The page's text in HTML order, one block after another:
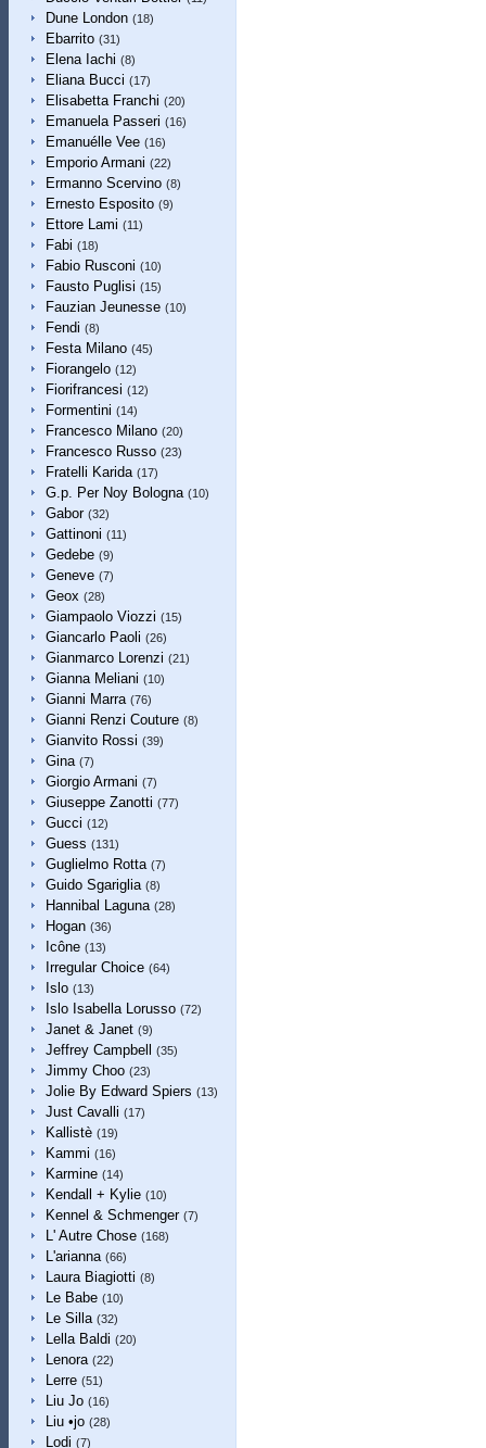
Dune London (18)
Ebarrito (31)
Elena Iachi (8)
Eliana Bucci (17)
Elisabetta Franchi (20)
Emanuela Passeri (16)
Emanuélle Vee (16)
Emporio Armani (22)
Ermanno Scervino (8)
Ernesto Esposito (9)
Ettore Lami (11)
Fabi (18)
Fabio Rusconi (10)
Fausto Puglisi (15)
Fauzian Jeunesse (10)
Fendi (8)
Festa Milano (45)
Fiorangelo (12)
Fiorifrancesi (12)
Formentini (14)
Francesco Milano (20)
Francesco Russo (23)
Fratelli Karida (17)
G.p. Per Noy Bologna (10)
Gabor (32)
Gattinoni (11)
Gedebe (9)
Geneve (7)
Geox (28)
Giampaolo Viozzi (15)
Giancarlo Paoli (26)
Gianmarco Lorenzi (21)
Gianna Meliani (10)
Gianni Marra (76)
Gianni Renzi Couture (8)
Gianvito Rossi (39)
Gina (7)
Giorgio Armani (7)
Giuseppe Zanotti (77)
Gucci (12)
Guess (131)
Guglielmo Rotta (7)
Guido Sgariglia (8)
Hannibal Laguna (28)
Hogan (36)
Icône (13)
Irregular Choice (64)
Islo (13)
Islo Isabella Lorusso (72)
Janet & Janet (9)
Jeffrey Campbell (35)
Jimmy Choo (23)
Jolie By Edward Spiers (13)
Just Cavalli (17)
Kallistè (19)
Kammi (16)
Karmine (14)
Kendall + Kylie (10)
Kennel & Schmenger (7)
L' Autre Chose (168)
L'arianna (66)
Laura Biagiotti (8)
Le Babe (10)
Le Silla (32)
Lella Baldi (20)
Lenora (22)
Lerre (51)
Liu Jo (16)
Liu •jo (28)
Lodi (7)